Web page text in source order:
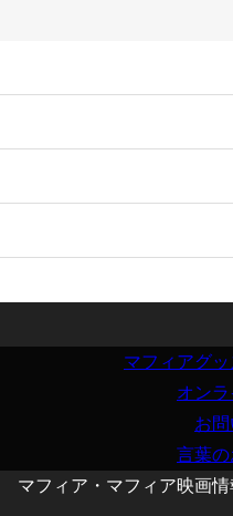
マフィアグ
オン
お
言葉
マフィア・マフィア映画